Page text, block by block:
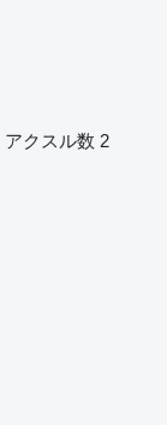
アクスル数 2